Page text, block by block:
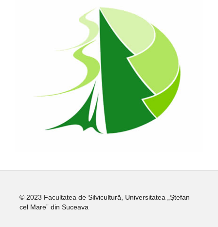
© 2023 Facultatea de Silvicultură, Universitatea „Ștefan
cel Mare” din Suceava